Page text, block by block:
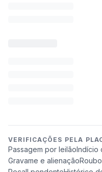
VERIFICAÇÕES PELA
Passagem por leilãoIndício
Gravame e alienação